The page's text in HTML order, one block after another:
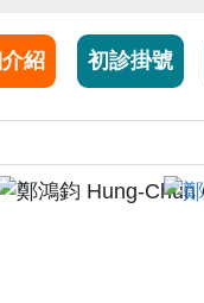
紹 初診掛號